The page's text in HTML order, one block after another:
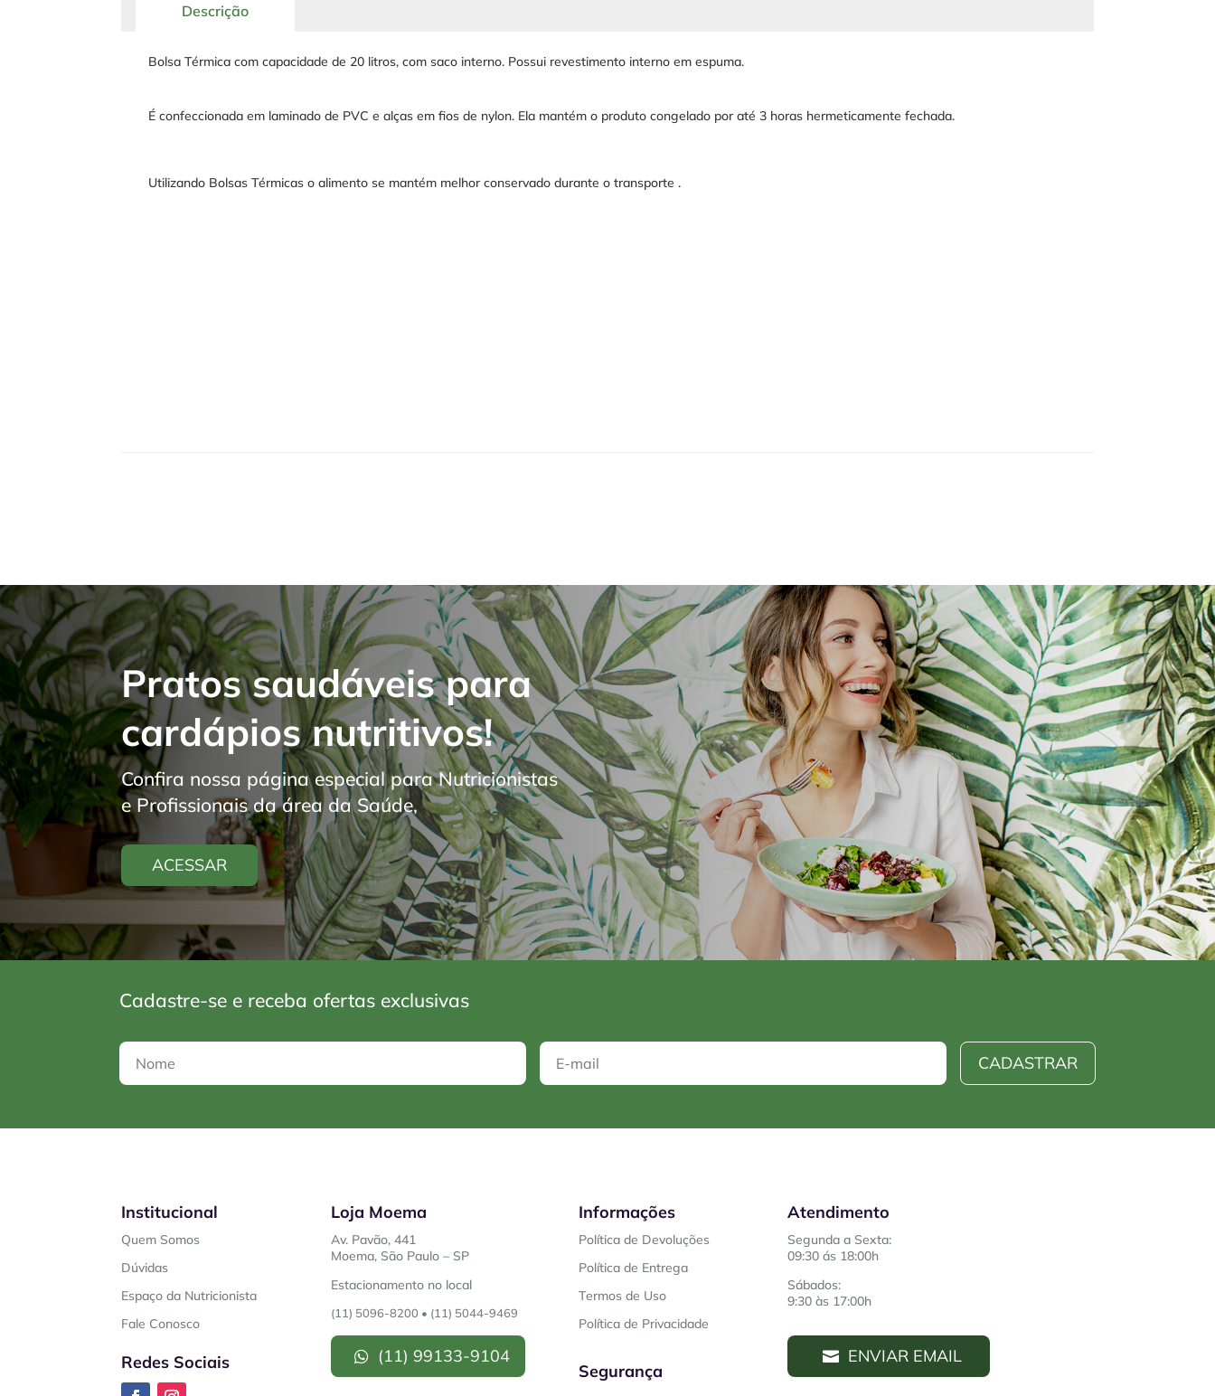
Descrição
Bolsa Térmica com capacidade de 20 litros, com saco interno. Possui revestimento interno em espuma.
É confeccionada em laminado de PVC e alças em fios de nylon. Ela mantém o produto congelado por até 3 horas hermeticamente fechada.
Utilizando Bolsas Térmicas o alimento se mantém melhor conservado durante o transporte .
Pratos saudáveis para
cardápios nutritivos!
Confira nossa página especial para Nutricionistas
e Profissionais da área da Saúde,
ACESSAR
Cadastre-se e receba ofertas exclusivas
CADASTRAR
Institucional
Quem Somos
Dúvidas
Espaço da Nutricionista
Fale Conosco
Redes Sociais
Loja Moema
Av. Pavão, 441
Moema, São Paulo – SP
Estacionamento no local
(11) 5096-8200 • (11) 5044-9469
(11) 99133-9104
Informações
Política de Devoluções
Política de Entrega
Termos de Uso
Política de Privacidade
Segurança
Atendimento
Segunda a Sexta:
09:30 ás 18:00h
Sábados:
9:30 às 17:00h
ENVIAR EMAIL